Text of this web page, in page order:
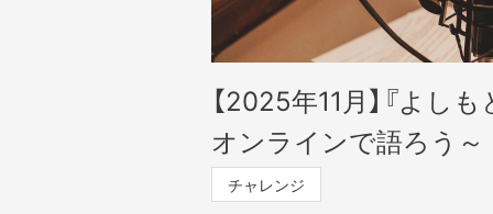
【2025年11月】『よし
オンラインで語ろう～
チャレンジ